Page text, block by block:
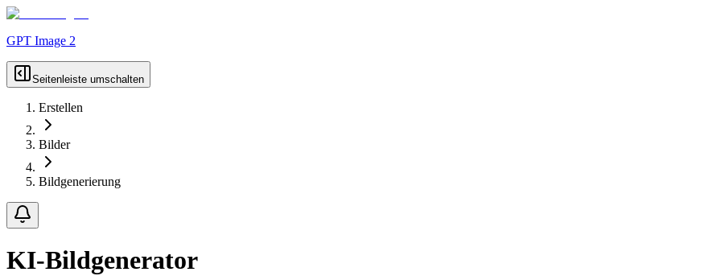
GPT Image 2
Seitenleiste umschalten
Erstellen
Bilder
Bildgenerierung
KI-Bildgenerator